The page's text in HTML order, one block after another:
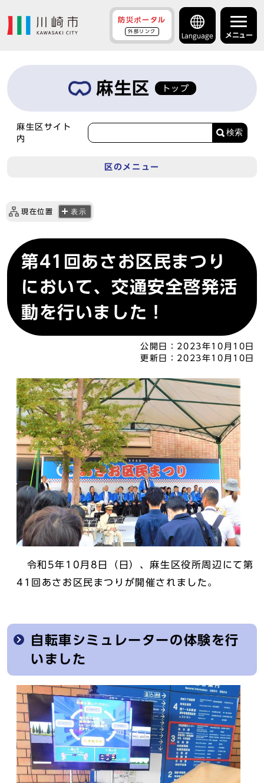
防災ポータル
外部リンク
Language メニュー
麻生区 トップ
麻生区サイト
内
検索
区のメニュー
現在位置 表示
第41回あさお区民まつり
において、交通安全啓発活
動を行いました！
公開日： 2023年10月10日
更新日： 2023年10月10日
令和5年10月8日（日）、麻生区役所周辺にて第
41回あさお区民まつりが開催されました。
自転車シミュレーターの体験を行
いました